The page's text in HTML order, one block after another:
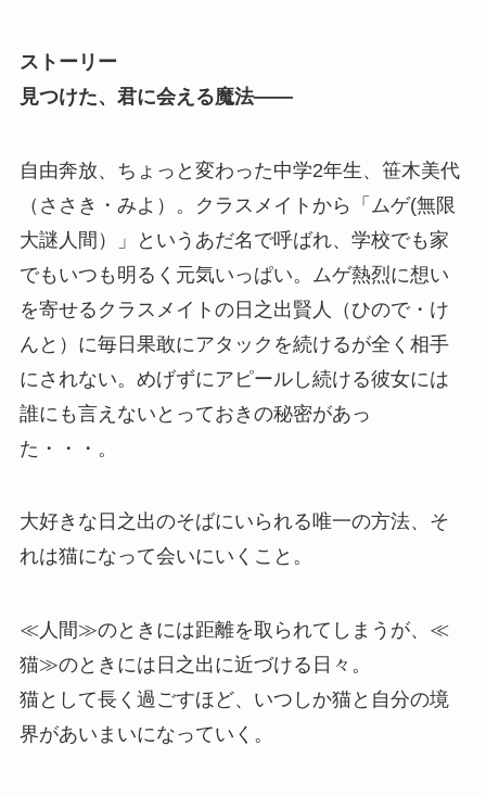
ストーリー
見つけた、君に会える魔法――
自由奔放、ちょっと変わった中学2年生、笹木美代
（ささき・みよ）。クラスメイトから「ムゲ(無限
大謎人間）」というあだ名で呼ばれ、学校でも家
でもいつも明るく元気いっぱい。ムゲ熱烈に想い
を寄せるクラスメイトの日之出賢人（ひので・け
んと）に毎日果敢にアタックを続けるが全く相手
にされない。めげずにアピールし続ける彼女には
誰にも言えないとっておきの秘密があっ
た・・・。
大好きな日之出のそばにいられる唯一の方法、そ
れは猫になって会いにいくこと。
≪人間≫のときには距離を取られてしまうが、≪
猫≫のときには日之出に近づける日々。
猫として長く過ごすほど、いつしか猫と自分の境
界があいまいになっていく。